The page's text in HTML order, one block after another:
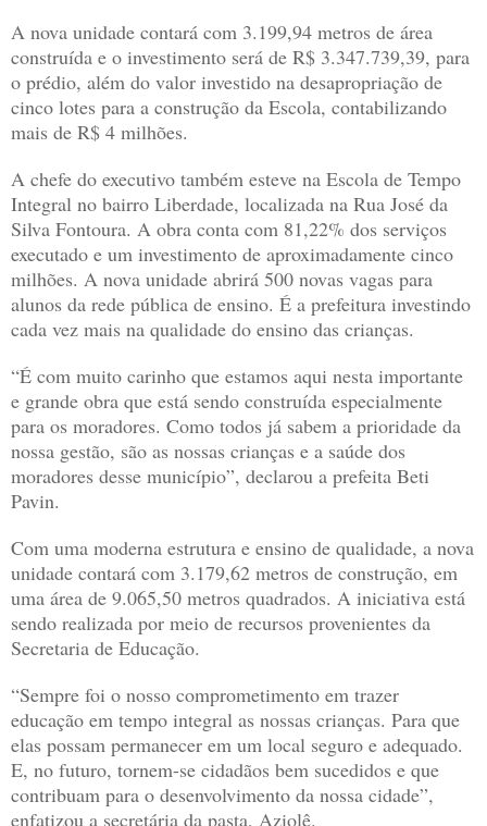
A nova unidade contará com 3.199,94 metros de área
construída e o investimento será de R$ 3.347.739,39, para
o prédio, além do valor investido na desapropriação de
cinco lotes para a construção da Escola, contabilizando
mais de R$ 4 milhões.
A chefe do executivo também esteve na Escola de Tempo
Integral no bairro Liberdade, localizada na Rua José da
Silva Fontoura. A obra conta com 81,22% dos serviços
executado e um investimento de aproximadamente cinco
milhões. A nova unidade abrirá 500 novas vagas para
alunos da rede pública de ensino. É a prefeitura investindo
cada vez mais na qualidade do ensino das crianças.
“É com muito carinho que estamos aqui nesta importante
e grande obra que está sendo construída especialmente
para os moradores. Como todos já sabem a prioridade da
nossa gestão, são as nossas crianças e a saúde dos
moradores desse município”, declarou a prefeita Beti
Pavin.
Com uma moderna estrutura e ensino de qualidade, a nova
unidade contará com 3.179,62 metros de construção, em
uma área de 9.065,50 metros quadrados. A iniciativa está
sendo realizada por meio de recursos provenientes da
Secretaria de Educação.
“Sempre foi o nosso comprometimento em trazer
educação em tempo integral as nossas crianças. Para que
elas possam permanecer em um local seguro e adequado.
E, no futuro, tornem-se cidadãos bem sucedidos e que
contribuam para o desenvolvimento da nossa cidade”,
enfatizou a secretária da pasta, Aziolê.